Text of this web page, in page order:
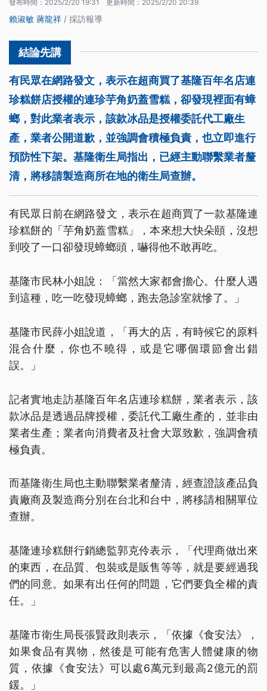
發布時間： 2025/2/20 19:31 更新時間： 2025/2/20 20:39
賴淑敏 蔣龍祥 / 採訪報導
有民眾在網路發文，表示在超商買了基隆百年名店連
珍糕餅店授權的連珍芋角奶蓋雪糕，卻發現裡面有蟑
螂，對此業者表示，該款冰品是授權委託代工廠生
產，業者公開道歉，並強調會積極負責，也立即進行
預防性下架。基隆衛生局指出，已經主動聯繫業者釐
清，將移請製造商所在地的衛生局查辦。
有民眾日前在網路發文，表示在超商買了一款基隆連
珍糕餅的「芋角奶蓋雪糕」，本來想大快朵頤，沒想
到咬了一口卻發現蟑螂頭，嚇得他不敢再吃。
基隆市民林小姐說：「當然大家都會擔心。什麼人遇
到這種，吃一吃發現蟑螂，跑去急診室就慘了。」
基隆市民薛小姐說道，「再大的店，有時候它的原料
混合什麼，你也不曉得，或是它哪個環節會出錯
誤。」
記者實地走訪基隆百年名店連珍糕餅，業者表示，該
款冰品是透過品牌授權，委託代工廠生產的，並非由
業者生產；業者向消費者及社會大眾致歉，強調會積
極負責。
而基隆衛生局也主動聯繫業者釐清，經查證該產品負
責廠商及製造商分別在台北和台中，將移請相關單位
查辦。
基隆連珍糕餅行銷總監郭克伶表示，「代理商做出來
的東西，在品質、包裝或是販售等等，就是要經過我
們的同意。如果有出任何的問題，它們要負全權的責
任。」
基隆市衛生局長張賢政則表示，「依據《食安法》，
如果食品有異物，然後是可能有危害人體健康的物
質，依據《食安法》可以處6萬元到最高2億元的罰
鍰。」